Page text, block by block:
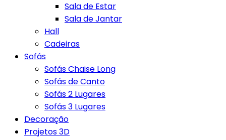
Sala de Estar
Sala de Jantar
Hall
Cadeiras
Sofás
Sofás Chaise Long
Sofás de Canto
Sofás 2 Lugares
Sofás 3 Lugares
Decoração
Projetos 3D